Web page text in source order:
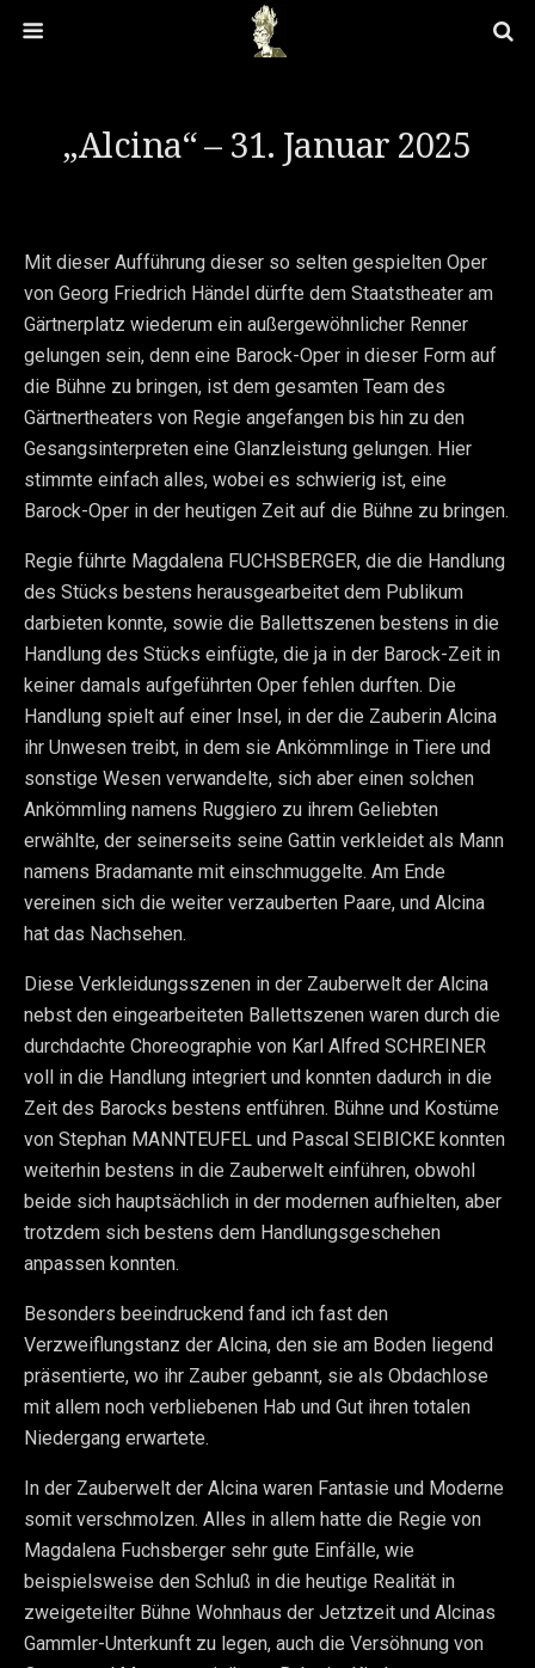
„Alcina“ – 31. Januar 2025
Mit dieser Aufführung dieser so selten gespielten Oper
von Georg Friedrich Händel dürfte dem Staatstheater am
Gärtnerplatz wiederum ein außergewöhnlicher Renner
gelungen sein, denn eine Barock-Oper in dieser Form auf
die Bühne zu bringen, ist dem gesamten Team des
Gärtnertheaters von Regie angefangen bis hin zu den
Gesangsinterpreten eine Glanzleistung gelungen. Hier
stimmte einfach alles, wobei es schwierig ist, eine
Barock-Oper in der heutigen Zeit auf die Bühne zu bringen.
Regie führte Magdalena FUCHSBERGER, die die Handlung
des Stücks bestens herausgearbeitet dem Publikum
darbieten konnte, sowie die Ballettszenen bestens in die
Handlung des Stücks einfügte, die ja in der Barock-Zeit in
keiner damals aufgeführten Oper fehlen durften. Die
Handlung spielt auf einer Insel, in der die Zauberin Alcina
ihr Unwesen treibt, in dem sie Ankömmlinge in Tiere und
sonstige Wesen verwandelte, sich aber einen solchen
Ankömmling namens Ruggiero zu ihrem Geliebten
erwählte, der seinerseits seine Gattin verkleidet als Mann
namens Bradamante mit einschmuggelte. Am Ende
vereinen sich die weiter verzauberten Paare, und Alcina
hat das Nachsehen.
Diese Verkleidungsszenen in der Zauberwelt der Alcina
nebst den eingearbeiteten Ballettszenen waren durch die
durchdachte Choreographie von Karl Alfred SCHREINER
voll in die Handlung integriert und konnten dadurch in die
Zeit des Barocks bestens entführen. Bühne und Kostüme
von Stephan MANNTEUFEL und Pascal SEIBICKE konnten
weiterhin bestens in die Zauberwelt einführen, obwohl
beide sich hauptsächlich in der modernen aufhielten, aber
trotzdem sich bestens dem Handlungsgeschehen
anpassen konnten.
Besonders beeindruckend fand ich fast den
Verzweiflungstanz der Alcina, den sie am Boden liegend
präsentierte, wo ihr Zauber gebannt, sie als Obdachlose
mit allem noch verbliebenen Hab und Gut ihren totalen
Niedergang erwartete.
In der Zauberwelt der Alcina waren Fantasie und Moderne
somit verschmolzen. Alles in allem hatte die Regie von
Magdalena Fuchsberger sehr gute Einfälle, wie
beispielsweise den Schluß in die heutige Realität in
zweigeteilter Bühne Wohnhaus der Jetztzeit und Alcinas
Gammler-Unterkunft zu legen, auch die Versöhnung von